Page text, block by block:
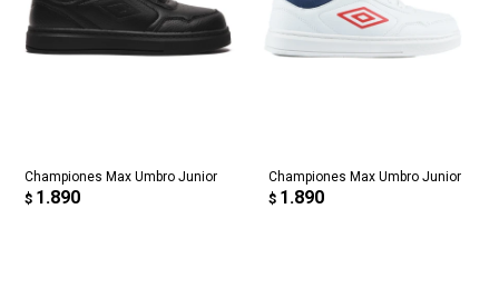
Championes Max Umbro Junior
$ 1.890
Championes Max Umbro Junior
$ 1.890